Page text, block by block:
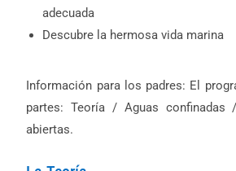
adecuada
Descubre la hermosa vida marina
Información para los padres: El
partes: Teoría / Aguas confinadas
abiertas.